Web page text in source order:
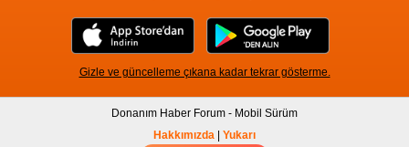
Gizle ve güncelleme çıkana kadar tekrar gösterme.
Donanım Haber Forum - Mobil Sürüm
Hakkımızda | Yukarı